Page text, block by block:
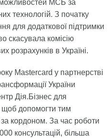
МСБ за
технологій. З початку
для додаткової підтримки
скасувала комісію
розрахунків в Україні.
Mastercard у партнерстві
України
Дія.Бізнес для
допомогти тим
кордоном. За час роботи
консультацій, більша